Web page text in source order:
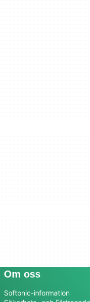
Om oss
Softonic-information